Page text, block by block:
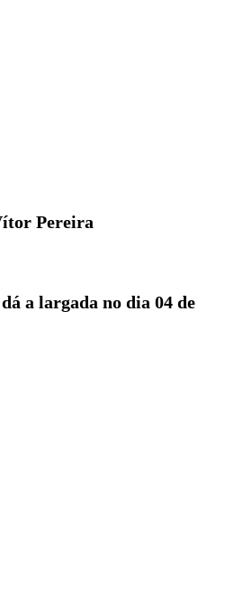
Pereira
a largada no dia 04 de